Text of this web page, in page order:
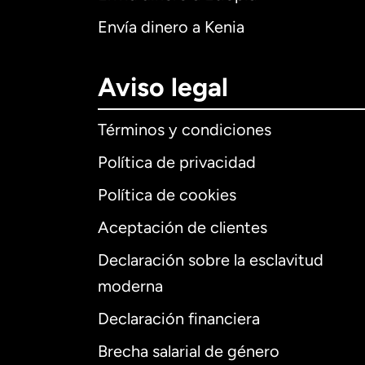
Envía dinero a Kenia
Aviso legal
Términos y condiciones
Política de privacidad
Política de cookies
Aceptación de clientes
Declaración sobre la esclavitud
moderna
Declaración financiera
Brecha salarial de género
Internacional
Alemania